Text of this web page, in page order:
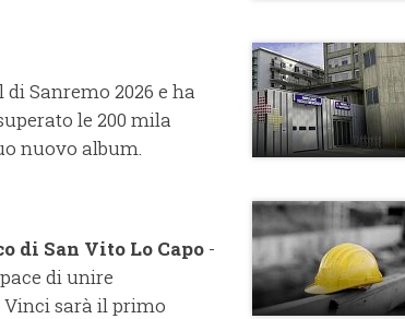
Sanremo 2026 e ha
le 200 mila
nuovo album.
di San Vito Lo Capo -
di unire
sarà il primo